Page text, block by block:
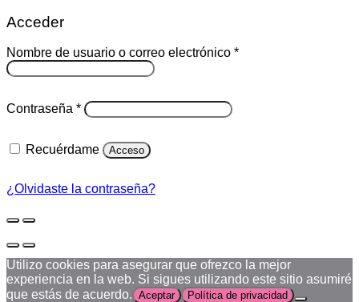
Acceder
Nombre de usuario o correo electrónico *Obligatorio
Contraseña *Obligatorio
Recuérdame Acceso
¿Olvidaste la contraseña?
Utilizo cookies para asegurar que ofrezco la mejor
experiencia en la web. Si sigues utilizando este sitio asumiré
que estás de acuerdo. Aceptar Política de privacidad